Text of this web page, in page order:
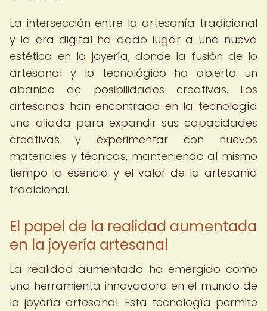
La intersección entre la artesanía tradicional
y la era digital ha dado lugar a una nueva
estética en la joyería, donde la fusión de lo
artesanal y lo tecnológico ha abierto un
abanico de posibilidades creativas. Los
artesanos han encontrado en la tecnología
una aliada para expandir sus capacidades
creativas y experimentar con nuevos
materiales y técnicas, manteniendo al mismo
tiempo la esencia y el valor de la artesanía
tradicional.
El papel de la realidad aumentada
en la joyería artesanal
La realidad aumentada ha emergido como
una herramienta innovadora en el mundo de
la joyería artesanal. Esta tecnología permite